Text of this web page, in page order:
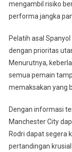
mengambil risiko
performa jangka
Pelatih asal
dengan prioritas
Menurutnya,
semua pemain
memaksakan yang
Dengan informasi
Manchester City
Rodri dapat segera
pertandingan